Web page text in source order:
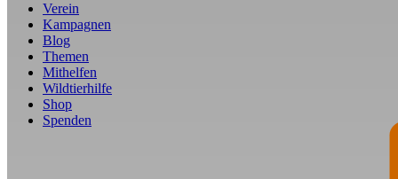
Verein
Kampagnen
Blog
Themen
Mithelfen
Wildtierhilfe
Shop
Spenden